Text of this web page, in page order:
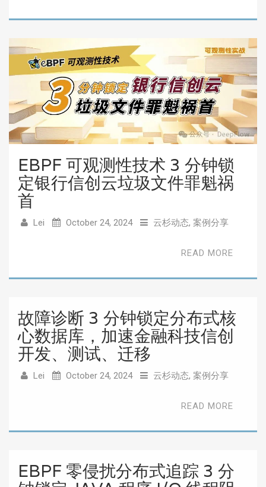
EBPF 可观测性技术 3 分钟锁
定银行信创云垃圾文件罪魁祸
首
Lei October 24, 2024 云杉动态, 案例分享
READ MORE
故障诊断 3 分钟锁定分布式核
心数据库，加速金融科技信创
开发、测试、迁移
Lei October 24, 2024 云杉动态, 案例分享
READ MORE
EBPF 零侵扰分布式追踪 3 分